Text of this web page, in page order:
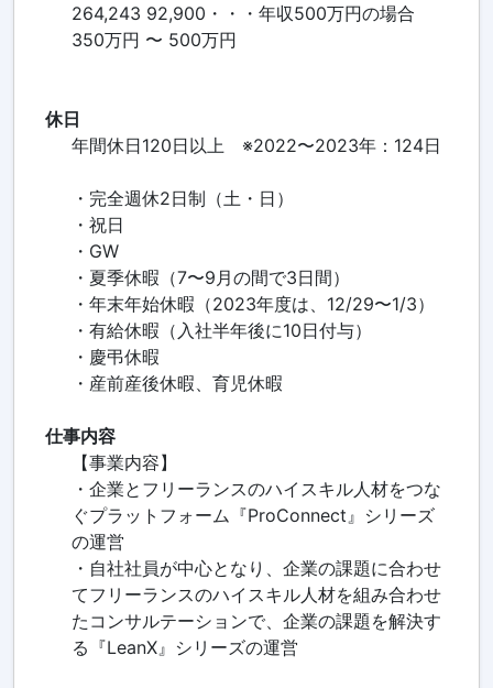
264,243 92,900・・・年収500万円の場合
350万円 〜 500万円
休日
年間休日120日以上 ※2022〜2023年：124日
・完全週休2日制（土・日）
・祝日
・GW
・夏季休暇（7〜9月の間で3日間）
・年末年始休暇（2023年度は、12/29〜1/3）
・有給休暇（入社半年後に10日付与）
・慶弔休暇
・産前産後休暇、育児休暇
仕事内容
【事業内容】
・企業とフリーランスのハイスキル人材をつな
ぐプラットフォーム『ProConnect』シリーズ
の運営
・自社社員が中心となり、企業の課題に合わせ
てフリーランスのハイスキル人材を組み合わせ
たコンサルテーションで、企業の課題を解決す
る『LeanX』シリーズの運営